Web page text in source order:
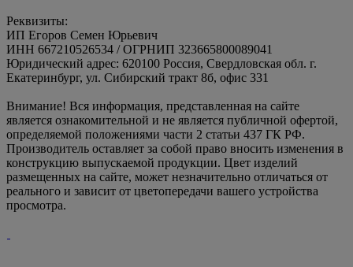
Реквизиты:
ИП Егоров Семен Юрьевич
ИНН 667210526534 / ОГРНИП 323665800089041
Юридический адрес: 620100 Россия, Свердловская обл. г.
Екатеринбург, ул. Сибирский тракт 8б, офис 331
Внимание! Вся информация, представленная на сайте
является ознакомительной и не является публичной офертой,
определяемой положениями части 2 статьи 437 ГК РФ.
Производитель оставляет за собой право вносить изменения в
конструкцию выпускаемой продукции. Цвет изделий
размещенных на сайте, может незначительно отличаться от
реального и зависит от цветопередачи вашего устройства
просмотра.